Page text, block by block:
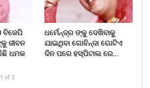
ବିଜେପି
ଜୀବନ
ଧମକ
ଧର୍ମେନ୍ଦ୍ର ଙ୍କୁ ଦେଖିବାକୁ
ଯାଇଥିବା ଗୋବିନ୍ଦା ଗୋଟିଏ
ଦିନ ପରେ ହସ୍ପିଟାଲ ରେ…
1 of 2